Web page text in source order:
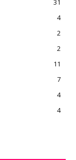
4
2
2
11
7
4
4